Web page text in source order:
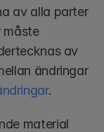
av alla parter
måste
av
ändringar
.
material